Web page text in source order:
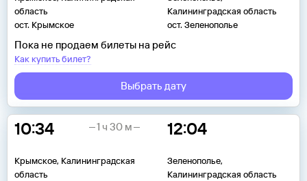
область
ост. Крымское
Калининградская область
ост. Зеленополье
Пока не продаем билеты на рейс
Как купить билет?
Выбрать дату
10:34
Крымское, Калининградская
область
12:04
Зеленополье,
Калининградская область
1 ч 30 м